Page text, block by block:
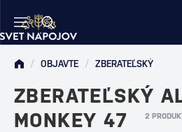
/ OBJAVTE / ZBERATEĽSKÝ
ZBERATEĽSKÝ
MONKEY 47
2